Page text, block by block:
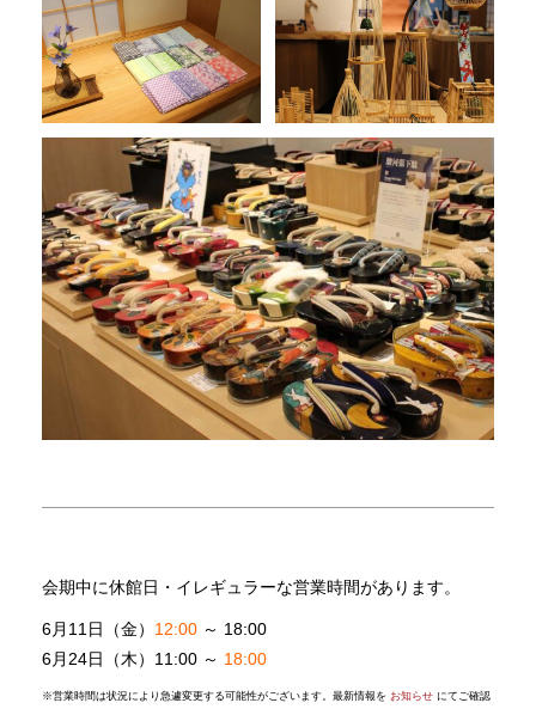
会期中に休館日・イレギュラーな営業時間があります。
6月11日（金） 12:00 ～ 18:00
6月24日（木）11:00 ～ 18:00
※営業時間は状況により急遽変更する可能性がございます。最新情報を お知らせ にてご確認